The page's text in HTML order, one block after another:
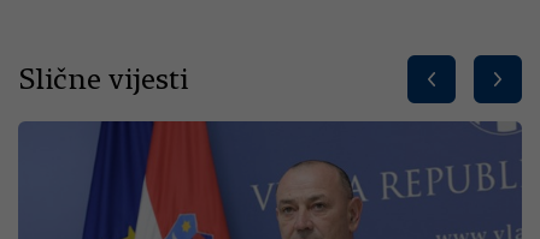
Slične vijesti